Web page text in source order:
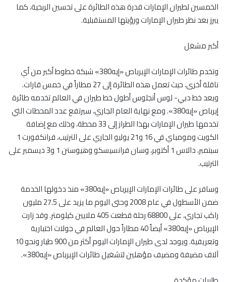
الخمسين لطيران الإمارات قدرة هذه الطائرة على تحسين الربحية، كما
يبرز بعد نظر طيران الإمارات ورؤيتها المستقبلية.
أكبر مشغل
وتخدم طائرات الإمارات الإيرباص «إيه380» شبكة خطوط أكبر من أي
ناقلة أخرى، حيث تعمل هذه الطائرة إلى 27 مطاراً في خمس قارات.
ويعد خط دبي- لوس أنجلوس أطول خط طيران في العالم تخدمه طائرة
إيرباص «إيه380». ومع نهاية العام الجاري، سيرتفع عدد المحطات التي
تخدمها طيران الإمارات بهذا الطراز إلى 33 محطة، وذلك مع إضافة
الكويت ومومباي في 16 و21 يوليو الجاري على الترتيب، فرانكفورت 1
سبتمبر، دالاس 1 أكتوبر، وسان فرانسيسكو وهيوستن 1 و3 ديسمبر على
الترتيب.
وسافر على طائرات الإمارات الإيرباص «إيه380» منذ دخولها الخدمة
ضمن الأسطول في عام 2008 وحتى اليوم ما يزيد على 27.5 مليون
راكب تجاري، على 68800 رحلة قطعت 405 ملايين كيلومتر. وقد زارت
الإيرباص «إيه380» أيضاً 40 مطاراً حول العالم في جولات اختبارية
وتعريفية. ويوجد لدى طيران الإمارات اليوم أكثر من 900 طيار ونحو 10
آلاف مضيفة ومضيف مؤهلين لتشغيل طائرات الإيرباص «إيه380».